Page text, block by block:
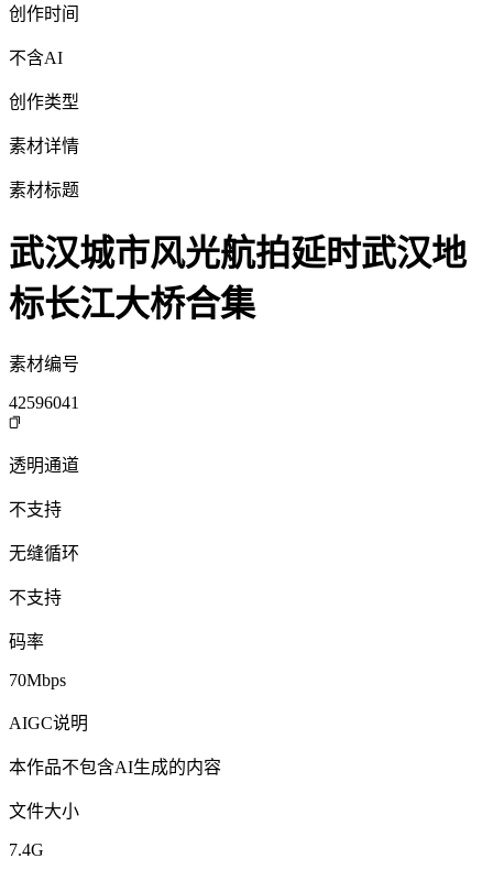
创作时间
不含AI
创作类型
素材详情
素材标题
武汉城市风光航拍延时武汉地
标长江大桥合集
素材编号
42596041
透明通道
不支持
无缝循环
不支持
码率
70Mbps
AIGC说明
本作品不包含AI生成的内容
文件大小
7.4G